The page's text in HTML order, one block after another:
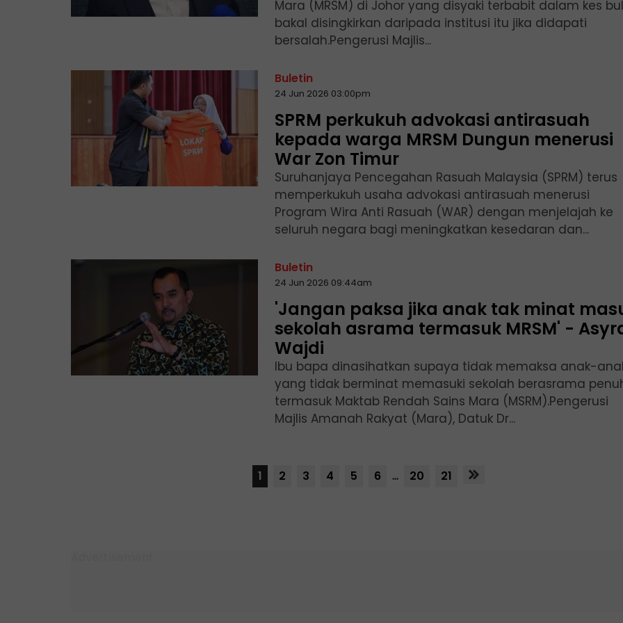
Mara (MRSM) di Johor yang disyaki terbabit dalam kes
bakal disingkirkan daripada institusi itu jika didapati
bersalah.Pengerusi Majlis...
Buletin
24 Jun 2026 03:00pm
SPRM perkukuh advokasi antirasuah
kepada warga MRSM Dungun menerusi
War Zon Timur
Suruhanjaya Pencegahan Rasuah Malaysia (SPRM) terus
memperkukuh usaha advokasi antirasuah menerusi
Program Wira Anti Rasuah (WAR) dengan menjelajah ke
seluruh negara bagi meningkatkan kesedaran dan...
Buletin
24 Jun 2026 09:44am
'Jangan paksa jika anak tak minat
sekolah asrama termasuk MRSM' -
Wajdi
Ibu bapa dinasihatkan supaya tidak memaksa anak-
yang tidak berminat memasuki sekolah berasrama
termasuk Maktab Rendah Sains Mara (MSRM).Pengerusi
Majlis Amanah Rakyat (Mara), Datuk Dr...
1 2 3 4 5 6 ... 20 21